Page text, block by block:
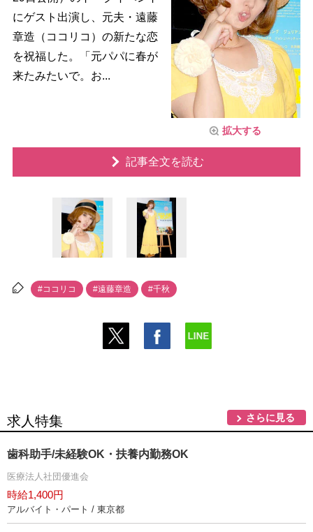
拡大する
にゲスト出演し、元夫・遠藤
章造（ココリコ）の新たな恋
を祝福した。「元パパに春が
来たみたいで。お...
記事全文を読む
#ココリコ #遠藤章造 #千秋
求人特集 さらに見る
歯科助手/未経験OK・扶養内勤務OK
医療法人社団優進会
時給1,400円
アルバイト・パート / 東京都